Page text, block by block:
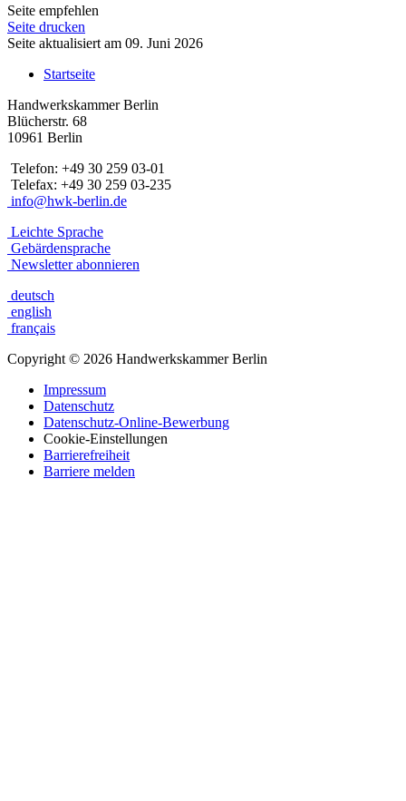
Seite empfehlen
Seite drucken
Seite aktualisiert am 09. Juni 2026
Startseite
Handwerkskammer Berlin
Blücherstr. 68
10961 Berlin
Telefon: +49 30 259 03-01
Telefax: +49 30 259 03-235
info@hwk-berlin.de
Leichte Sprache
Gebärdensprache
Newsletter abonnieren
deutsch
english
français
Copyright © 2026 Handwerkskammer Berlin
Impressum
Datenschutz
Datenschutz-Online-Bewerbung
Cookie-Einstellungen
Barrierefreiheit
Barriere melden